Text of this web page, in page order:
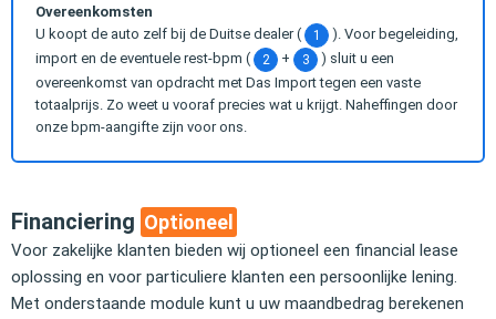
Overeenkomsten
U koopt de auto zelf bij de Duitse dealer (
1
). Voor begeleiding,
import en de eventuele rest-bpm (
2 + 3
) sluit u een
overeenkomst van opdracht met Das Import tegen een vaste
totaalprijs. Zo weet u vooraf precies wat u krijgt. Naheffingen door
onze bpm-aangifte zijn voor ons.
Financiering Optioneel
Voor zakelijke klanten bieden wij optioneel een financial lease
oplossing en voor particuliere klanten een persoonlijke lening.
Met onderstaande module kunt u uw maandbedrag berekenen